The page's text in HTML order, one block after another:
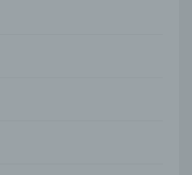
die natürliche oder
die allein oder
über die Zwecke
Daten entscheidet.
vorgegeben,